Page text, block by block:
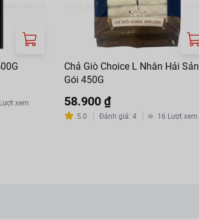
Lượt xem
Chả Giò Choice L Nhân Hải Sản
Gói 450G
58.900 ₫
5.0 Đánh giá: 4 16 Lượt xem